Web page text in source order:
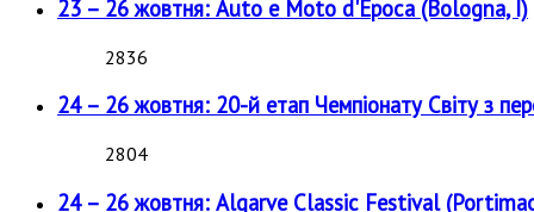
23 – 26 жовтня: Auto e Moto d'Epoca (Bologna, I)
2836
24 – 26 жовтня: 20-й етап Чемпіонату Світу з
2804
24 – 26 жовтня: Algarve Classic Festival